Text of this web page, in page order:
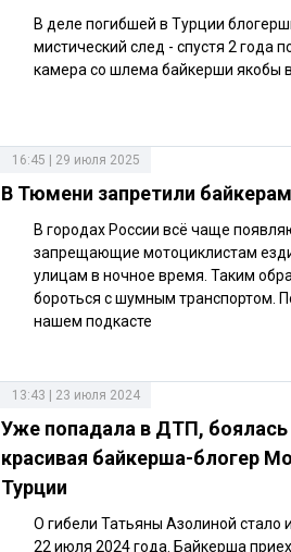
В деле погибшей в Турции
мистический след - спустя 2 года
камера со шлема байкерши якобы
16:45 | 29 июля 2025
В Тюмени запретили
В городах России всё чаще
запрещающие мотоциклистам
улицам в ночное время. Таким
бороться с шумным транспортом.
нашем подкасте
13:43 | 23 июля 2024
Уже попадала в ДТП, боялась
красивая байкерша-блогер
Турции
О гибели Татьяны Азолиной стало
22 июля 2024 года. Байкерша